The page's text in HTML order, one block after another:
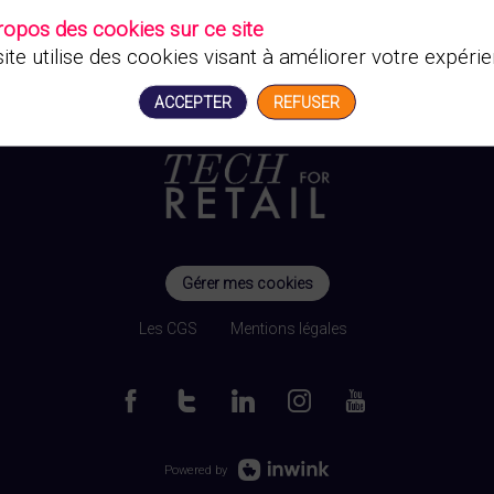
Gérer mes cookies
Les CGS Mentions légales
Powered by
des cookies sur ce site
utilise des cookies visant à améliorer votre
ACCEPTER REFUSER